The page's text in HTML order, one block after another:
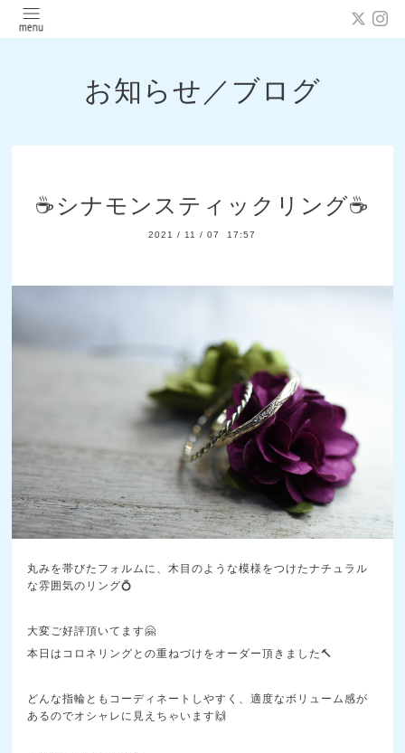
お知らせ／ブログ
☕シナモンスティックリング☕
2021 / 11 /07 17:57
丸みを帯びたフォルムに、木目のような模様をつけたナチュラル
な雰囲気のリング💍
大変ご好評頂いてます🤗
本日はコロネリングとの重ねづけをオーダー頂きました🔨
どんな指輪ともコーディネートしやすく、適度なボリューム感が
あるのでオシャレに見えちゃいます🙌